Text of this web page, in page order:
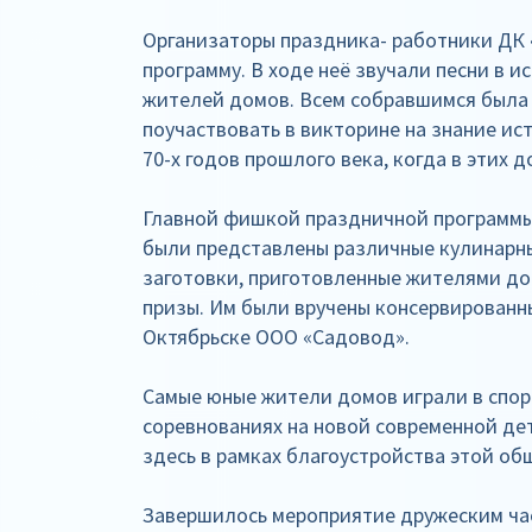
Организаторы праздника- работники
программу. В ходе неё звучали песни в
жителей домов. Всем собравшимся
поучаствовать в викторине на знание
70-х годов прошлого века, когда в этих
Главной фишкой праздничной
были представлены различные
заготовки, приготовленные жителями
призы. Им были вручены
Октябрьске ООО «Садовод».
Самые юные жители домов играли в
соревнованиях на новой современной
здесь в рамках благоустройства этой
Завершилось мероприятие дружеским